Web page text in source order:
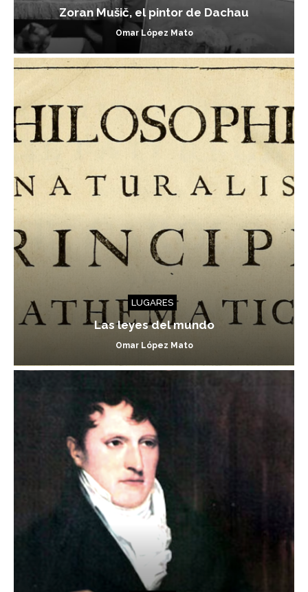
Zoran Mušič, el pintor de Dachau
Omar López Mato
LUGARES
Las leyes del mundo
Omar López Mato